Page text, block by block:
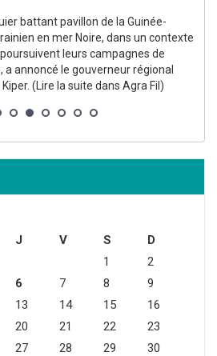
battant pavillon de la Guinée-
en mer Noire, dans un contexte
leurs campagnes de
annoncé le gouverneur régional
(Lire la suite dans Agra Fil)
J V S
D
1
2
6 7 8
9
13 14 15
16
20 21 22
23
27 28 29
30